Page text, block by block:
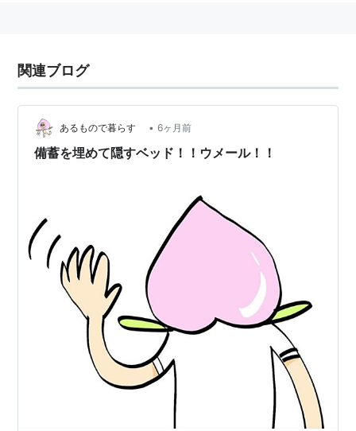
関連ブログ
あるもので暮らす • 6ヶ月前
備蓄を埋めて隠すベッド！！ウメール！！